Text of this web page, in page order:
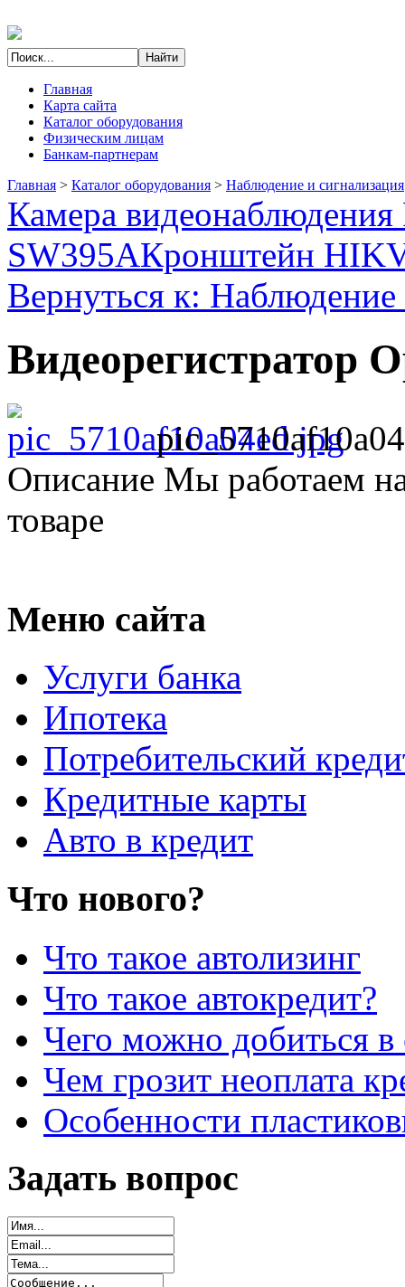
Главная
Карта сайта
Каталог оборудования
Физическим лицам
Банкам-партнерам
Главная > Каталог оборудования > Наблюдение и сигнализация
Камера видеонаблюдения
SW395AКронштейн
Вернуться к: Наблюдение
Видеорегистратор
Описание Мы работаем
товаре
Меню сайта
Услуги банка
Ипотека
Потребительский
Кредитные карты
Авто в кредит
Что нового?
Что такое автолизинг
Что такое автокредит?
Чего можно добиться в
Чем грозит неоплата
Особенности
Задать вопрос